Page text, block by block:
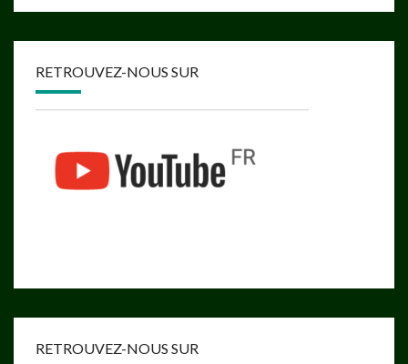
RETROUVEZ-NOUS SUR
RETROUVEZ-NOUS SUR